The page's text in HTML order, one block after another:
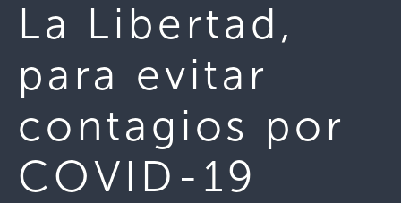
La Libertad,
para evitar
contagios por
COVID-19